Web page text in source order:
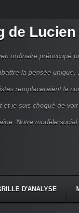
de Lucien
ordinaire préoccupé
la pensée
remplaceraient la
et je suis choqué de
Notre modèle
D'ANALYSE